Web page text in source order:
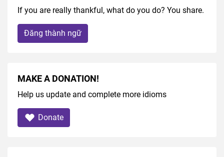
If you are really thankful, what do you do? You share.
Đăng thành ngữ
MAKE A DONATION!
Help us update and complete more idioms
Donate